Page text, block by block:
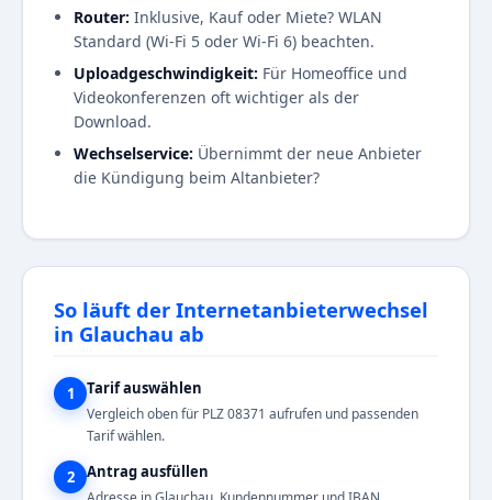
Router: Inklusive, Kauf oder Miete? WLAN
Standard (Wi-Fi 5 oder Wi-Fi 6) beachten.
Uploadgeschwindigkeit: Für Homeoffice und
Videokonferenzen oft wichtiger als der
Download.
Wechselservice: Übernimmt der neue Anbieter
die Kündigung beim Altanbieter?
So läuft der Internetanbieterwechsel
in Glauchau ab
1 Tarif auswählen
Vergleich oben für PLZ 08371 aufrufen und passenden
Tarif wählen.
2 Antrag ausfüllen